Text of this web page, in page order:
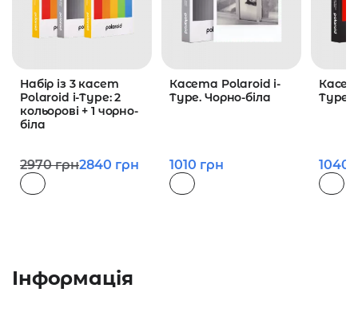
Набір із 3 касет
Polaroid i-Type: 2
кольорові + 1 чорно-
біла
2970грн2840 грн
Касета Polaroid i-
Type. Чорно-біла
1010 грн
Type.
1040
Інформація